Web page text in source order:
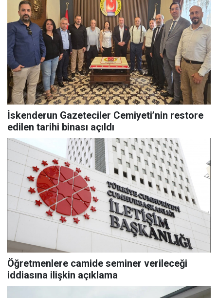
İskenderun Gazeteciler Cemiyeti’nin restore
edilen tarihi binası açıldı
Öğretmenlere camide seminer verileceği
iddiasına ilişkin açıklama